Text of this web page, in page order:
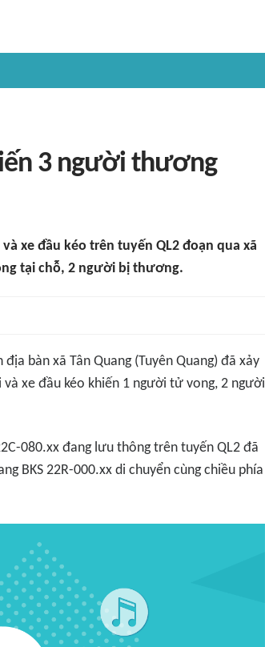
3 người thương
xe đầu kéo trên tuyến QL2 đoạn qua xã
tại chỗ, 2 người bị thương.
địa bàn xã Tân Quang (Tuyên Quang) đã xảy
xe đầu kéo khiến 1 người tử vong, 2 người
080.xx đang lưu thông trên tuyến QL2 đã
BKS 22R-000.xx di chuyển cùng chiều phía